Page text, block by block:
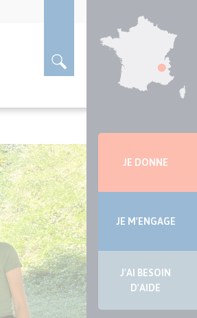
Menu
latéraleJE DONNE
JE M'ENGAGE
J'AI BESOIN
D'AIDE